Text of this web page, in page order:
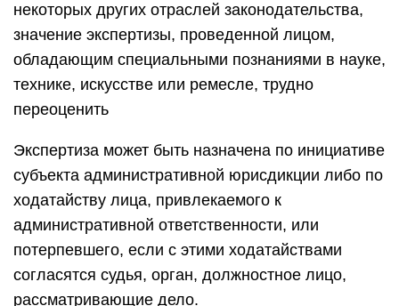
некоторых других отраслей законодательства,
значение экспертизы, проведенной лицом,
обладающим специальными познаниями в науке,
технике, искусстве или ремесле, трудно
переоценить
Экспертиза может быть назначена по инициативе
субъекта административной юрисдикции либо по
ходатайству лица, привлекаемого к
административной ответственности, или
потерпевшего, если с этими ходатайствами
согласятся судья, орган, должностное лицо,
рассматривающие дело.